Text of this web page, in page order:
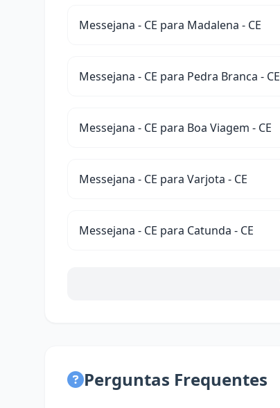
Messejana - CE para Madalena - CE
Messejana - CE para Pedra Branca - CE
Messejana - CE para Boa Viagem - CE
Messejana - CE para Varjota - CE
Messejana - CE para Catunda - CE
Perguntas Frequentes